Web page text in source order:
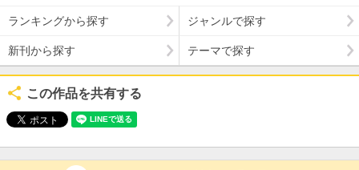
ランキングから探す ジャンルで探す
新刊から探す テーマで探す
この作品を共有する